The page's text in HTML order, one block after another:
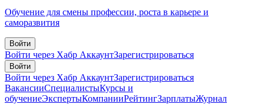
Обучение для смены профессии, роста в карьере и
саморазвития
Войти
Войти через Хабр АккаунтЗарегистрироваться
Войти
Войти через Хабр АккаунтЗарегистрироваться
ВакансииСпециалистыКурсы и
обучениеЭкспертыКомпанииРейтингЗарплатыЖурнал